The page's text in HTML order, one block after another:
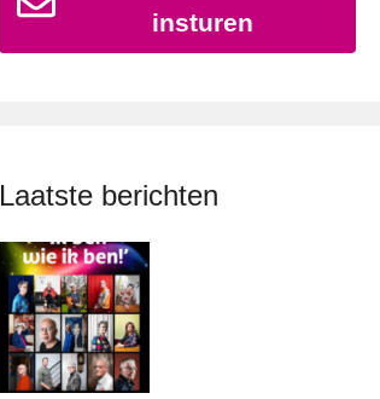
insturen
Laatste berichten